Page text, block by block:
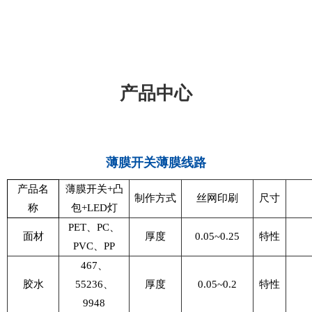
产品中心
薄膜开关薄膜线路
产品名
称
薄膜开关+凸
包+LED灯
制作方式 丝网印刷 尺寸
面材
PET、PC、
PVC、PP
厚度 0.05~0.25 特性
胶水
467、
55236、
9948
厚度 0.05~0.2 特性